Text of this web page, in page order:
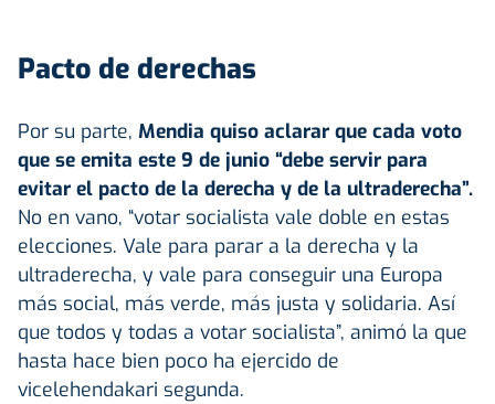
Pacto de derechas
Por su parte, Mendia quiso aclarar que cada voto
que se emita este 9 de junio “debe servir para
evitar el pacto de la derecha y de la ultraderecha”.
No en vano, “votar socialista vale doble en estas
elecciones. Vale para parar a la derecha y la
ultraderecha, y vale para conseguir una Europa
más social, más verde, más justa y solidaria. Así
que todos y todas a votar socialista”, animó la que
hasta hace bien poco ha ejercido de
vicelehendakari segunda.